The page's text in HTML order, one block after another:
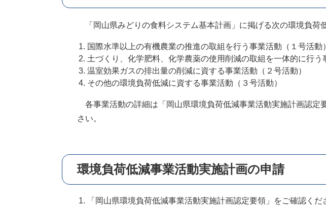
「岡山県みどりの食料システム基本計画」に掲げる次の環境負荷
国際水準以上の有機農業の推進の取組を行う事業活動（１号活動）
土づくり、化学肥料、化学農薬の使用削減の取組を一体的に行う
温室効果ガスの排出量の削減に資する事業活動（２号活動）
その他の環境負荷低減に資する事業活動（３号活動）
各事業活動の詳細は「岡山県環境負荷低減事業活動実施計画認定
さい。
​環境負荷低減事業活動実施計画の申請
「岡山県環境負荷低減事業活動実施計画認定要領」をご確認くだ